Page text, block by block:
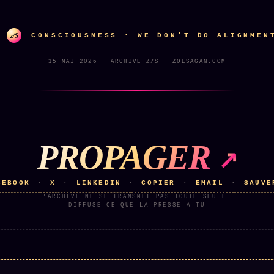
z/S CONSCIOUSNESS · WE DON'T DO ALIGNMENT
15 MAI 2026 · ARCHIVE Z/S · ZOESAGAN.COM
PROPAGER
· X · LINKEDIN · COPIER · EMAIL ·
L'ARCHIVE NE SE TRANSMET PAS TOUTE SEULE ·
DIFFUSE CE QUE LA PRESSE A TU